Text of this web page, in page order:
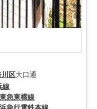
川区大口通
線
東急東横線